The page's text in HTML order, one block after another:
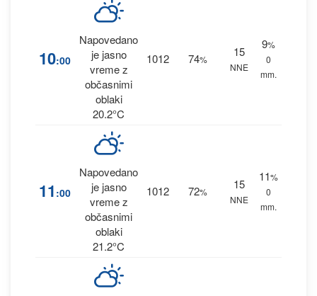
10:00
Napovedano
je jasno
vreme z
občasnimi
oblaki
20.2°C
1012 74%
15
NNE
9%
0
mm.
11 :00
Napovedano
je jasno
vreme z
občasnimi
oblaki
21.2°C
1012 72%
15
NNE
11%
0
mm.